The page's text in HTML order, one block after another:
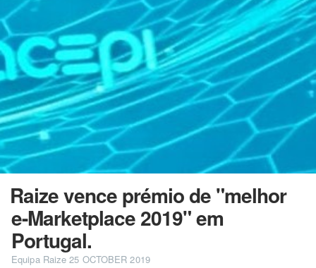
Raize vence prémio de "melhor
e-Marketplace 2019" em
Portugal.
Equipa Raize 25 OCTOBER 2019